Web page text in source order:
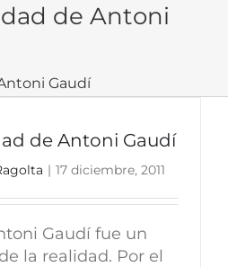
de Antoni
Gaudí
de Antoni Gaudí
| 17 diciembre, 2011
Gaudí fue un
la realidad. Por el